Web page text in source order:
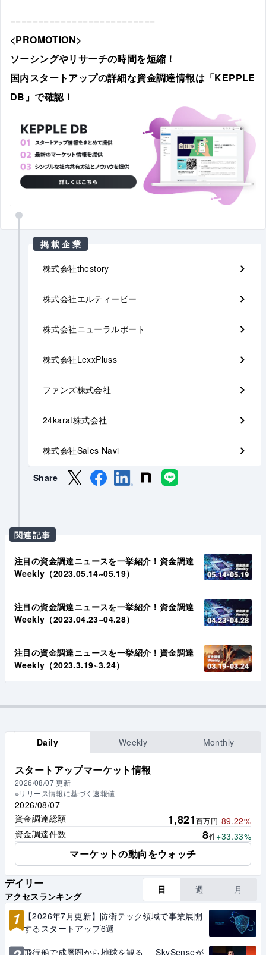
==========================
<PROMOTION>
ソーシングやリサーチの時間を短縮！
国内スタートアップの詳細な資金調達情報は「KEPPLE
DB」で確認 ！
掲載企業
株式会社thestory
株式会社エルティービー
株式会社ニューラルポート
株式会社LexxPluss
ファンズ株式会社
24karat株式会社
株式会社Sales Navi
Share
関連記事
注目の資金調達ニュースを一挙紹介！資金調達
Weekly（2023.05.14~05.19）
注目の資金調達ニュースを一挙紹介！資金調達
Weekly（2023.04.23~04.28）
注目の資金調達ニュースを一挙紹介！資金調達
Weekly（2023.3.19~3.24）
Daily Weekly Monthly
スタートアップマーケット情報
2026/08/07 更新
※リリース情報に基づく速報値
2026/08/07
資金調達総額
1,821百万円-89.22%
資金調達件数
8件+33.33%
マーケットの動向をウォッチ
デイリー
アクセスランキング
日 週 月
1
【2026年7月更新】防衛テック領域で事業展開
するスタートアップ6選
飛行船で成層圏から地球を観る──SkySenseが